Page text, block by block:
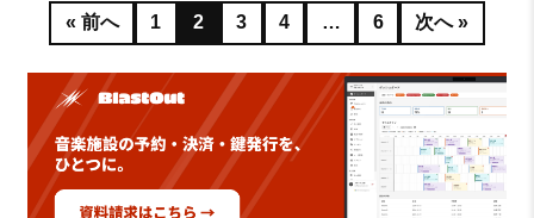
« 前へ 1 2 3 4 … 6 次へ »